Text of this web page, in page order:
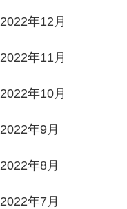
2022年12月
2022年11月
2022年10月
2022年9月
2022年8月
2022年7月